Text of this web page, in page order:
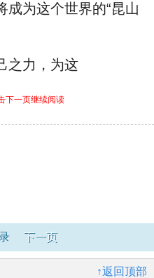
成为这个世界的“昆山
之力，为这
下一页继续阅读
下一页
↑返回顶部